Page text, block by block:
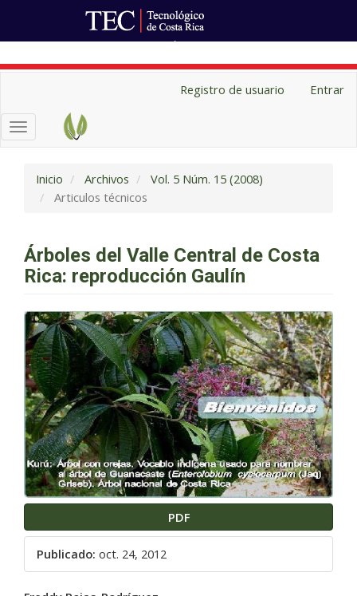
Contenido
principal
lateral
Registro de usuario Entrar
Toggle
navigation
Inicio
Archivos
Vol. 5 Núm. 15 (2008)
Articulos técnicos
Árboles del Valle Central de Costa
Rica: reproducción Gaulín
Barra
lateral
del
artículo
PDF
Publicado: oct. 24, 2012